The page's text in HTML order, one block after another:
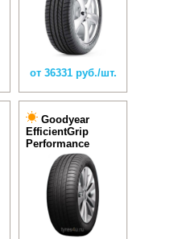
от 36331 руб./шт.
Goodyear
EfficientGrip
Performance